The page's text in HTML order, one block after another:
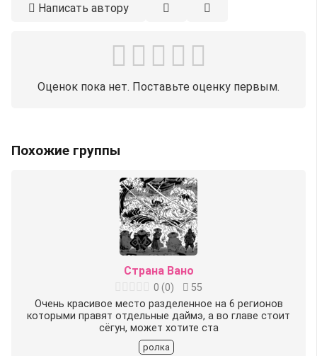
Написать автору
Оценок пока нет. Поставьте оценку первым.
Похожие группы
Страна Вано
0 (0)
55
Очень красивое место разделенное на 6 регионов
которыми правят отдельные даймэ, а во главе стоит
сёгун, может хотите ста
ролка